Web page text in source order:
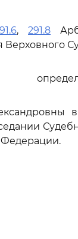
,291.8
Верховного
Федерации.